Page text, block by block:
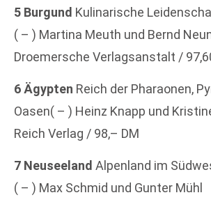
5 Burgund Kulinarische
( – ) Martina Meuth und Bernd
Droemersche Verlagsanstalt /
6 Ägypten Reich der Pharaonen,
Oasen( – ) Heinz Knapp und
Reich Verlag / 98,– DM
7 Neuseeland Alpenland im
( – ) Max Schmid und Gunter Mühl